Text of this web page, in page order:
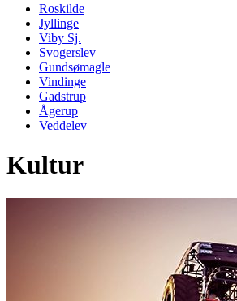
Roskilde
Jyllinge
Viby Sj.
Svogerslev
Gundsømagle
Vindinge
Gadstrup
Ågerup
Veddelev
Kultur